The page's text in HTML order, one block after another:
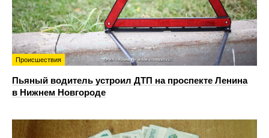
Происшествия
Пьяный водитель устроил ДТП на проспекте Ленина
в Нижнем Новгороде